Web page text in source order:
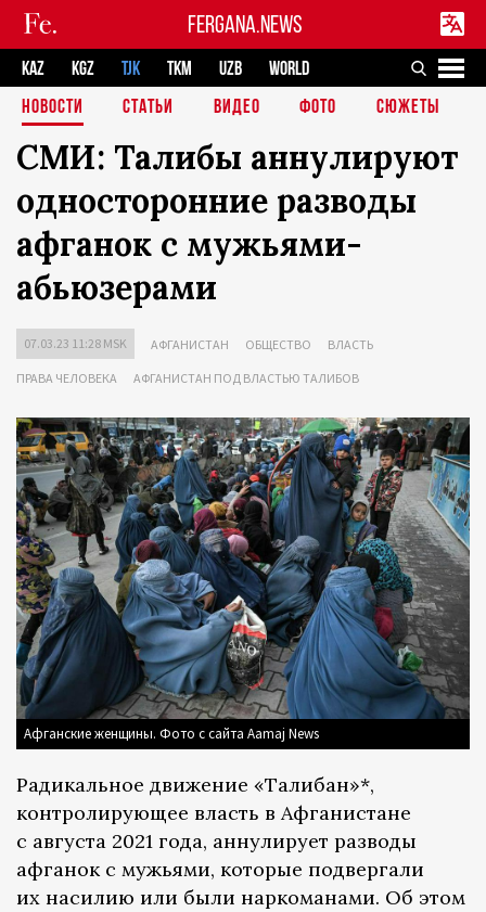
FERGANA.NEWS
KAZ KGZ TJK TKM UZB
WORLD
НОВОСТИ
СТАТЬИ ВИДЕО ФОТО СЮЖЕТЫ
СМИ: Талибы аннулируют
односторонние разводы
афганок с мужьями-
абьюзерами
07.03.23 11:28 MSK АФГАНИСТАН ОБЩЕСТВО ВЛАСТЬ
ПРАВА ЧЕЛОВЕКА АФГАНИСТАН ПОД ВЛАСТЬЮ ТАЛИБОВ
Афганские женщины. Фото с сайта Aamaj News
Радикальное движение «Талибан»*,
контролирующее власть в Афганистане
с августа 2021 года, аннулирует разводы
афганок с мужьями, которые подвергали
их насилию или были наркоманами. Об этом